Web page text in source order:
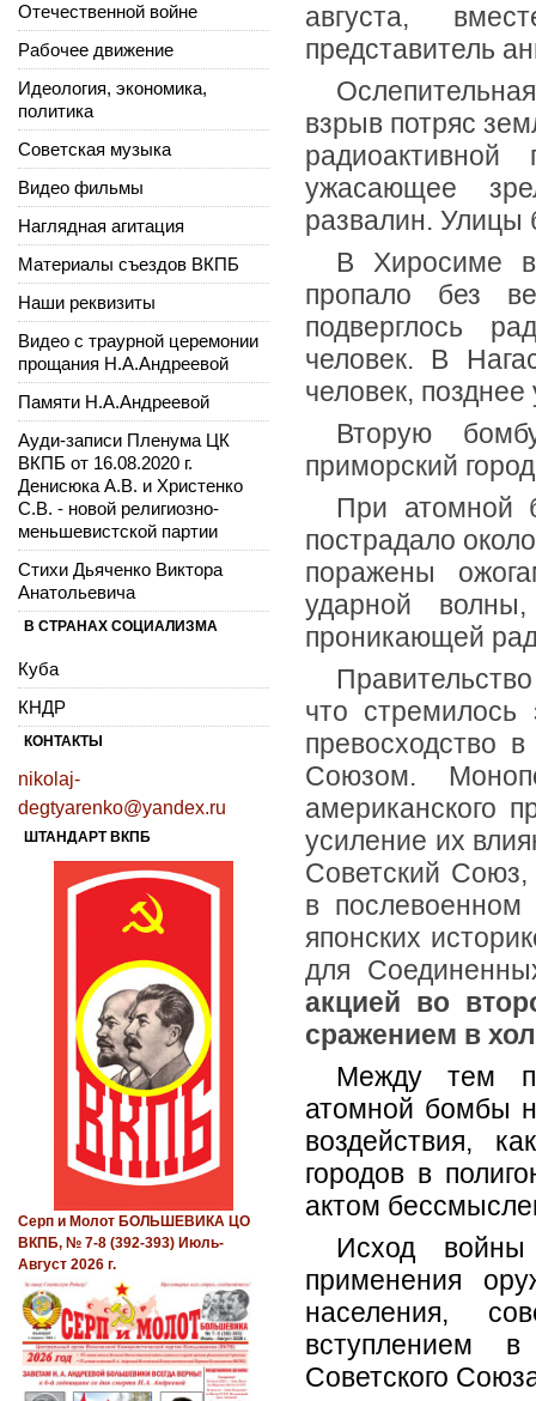
августа,
представитель
взрыв потряс
ужасающее
развалин. Улицы
В Хиросиме
пропало без
подверглось
человек. В
человек,
Вторую
приморский
При атомной
пострадало
поражены
ударной
проникающей
что стремилось
превосходство
Союзом.
американского
усиление их
Советский Союз,
в послево­енном
японских
для
акцией во
сражением в
Между тем
атомной бомбы
воздействия,
городов в
актом
Исход
применения
населения,
вступлением
Советского
Отечественной войне
Рабочее движение
Идеология, экономика,
политика
Советская музыка
Видео фильмы
Наглядная агитация
Материалы съездов ВКПБ
Наши реквизиты
Видео с траурной церемонии
прощания Н.А.Андреевой
Памяти Н.А.Андреевой
Ауди-записи Пленума ЦК
ВКПБ от 16.08.2020 г.
Денисюка А.В. и Христенко
С.В. - новой религиозно-
меньшевистской партии
Стихи Дьяченко Виктора
Анатольевича
В СТРАНАХ СОЦИАЛИЗМА
Куба
КНДР
КОНТАКТЫ
nikolaj-
degtyarenko@yandex.ru
ШТАНДАРТ ВКПБ
Серп и Молот БОЛЬШЕВИКА ЦО
ВКПБ, № 7-8 (392-393) Июль-
Август 2026 г.